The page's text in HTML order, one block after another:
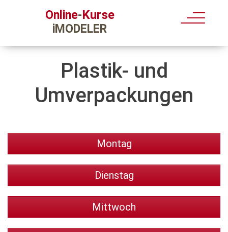
Online-Kurse
iMODELER
Plastik- und
Umverpackungen
Montag
Dienstag
Mittwoch